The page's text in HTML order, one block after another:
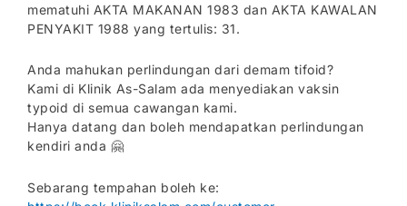
mematuhi AKTA MAKANAN 1983 dan AKTA KAWALAN
PENYAKIT 1988 yang tertulis: 31.
Anda mahukan perlindungan dari demam tifoid?
Kami di Klinik As-Salam ada menyediakan vaksin
typoid di semua cawangan kami.
Hanya datang dan boleh mendapatkan perlindungan
kendiri anda 🤗
Sebarang tempahan boleh ke: